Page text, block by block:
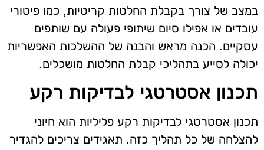
במצב של צורך בקבלת החלטות קריטיות, כמו פיטורי
עובדים או אפילו סיום שיתופי פעולה עם שותפים
עסקיים. הכנה מראש והבנה של ההשלכות האפשריות
יכולה לסייע בתהליכי קבלת החלטות מושכלים.
תכנון אסטרטגי לבדיקות רקע
תכנון אסטרטגי לבדיקות רקע פליליות הוא חיוני
להצלחה של כל תהליך כזה. תאגידים צריכים להגדיר